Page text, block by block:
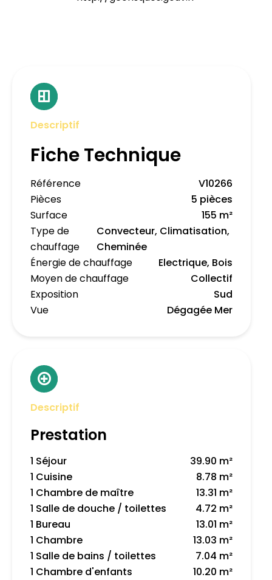
Descriptif
Fiche Technique
Référence
V10266
Pièces
5 pièces
Surface
155 m²
Type de
chauffage
Convecteur, Climatisation,
Cheminée
Énergie de chauffage
Electrique, Bois
Moyen de chauffage
Collectif
Exposition
Sud
Vue
Dégagée Mer
Descriptif
Prestation
1 Séjour
39.90 m²
1 Cuisine
8.78 m²
1 Chambre de maître
13.31 m²
1 Salle de douche / toilettes
4.72 m²
1 Bureau
13.01 m²
1 Chambre
13.03 m²
1 Salle de bains / toilettes
7.04 m²
1 Chambre d'enfants
10.20 m²